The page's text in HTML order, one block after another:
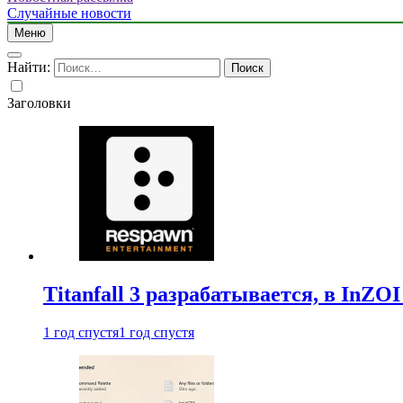
Случайные новости
Меню
Найти:
Заголовки
Titanfall 3 разрабатывается, в
1 год спустя1 год спустя